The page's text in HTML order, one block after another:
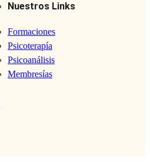
Nuestros Links
Formaciones
Psicoterapía
Psicoanálisis
Membresías